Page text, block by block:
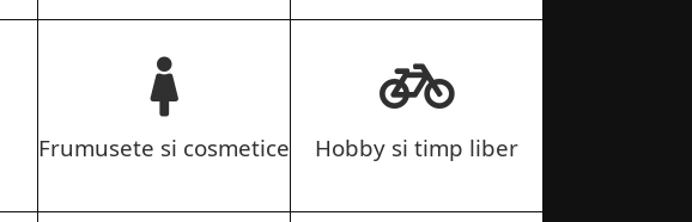
Frumusete si cosmetice Hobby si timp liber